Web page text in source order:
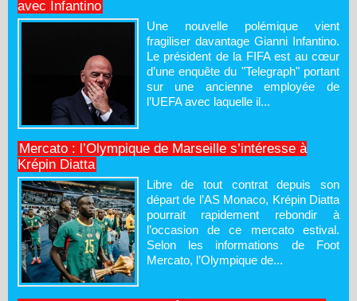
avec Infantino
Une nouvelle polémique vient
fragiliser davantage Gianni Infantino.
Le président de la FIFA est au cœur
d’une enquête du "Telegraph" portant
sur une ancienne employée de
l’UEFA avec laquelle il...
Mercato : l’Olympique de Marseille s’intéresse à
Krépin Diatta
Libre de tout contrat depuis son
départ de l’AS Monaco, Krépin Diatta
pourrait rapidement rebondir à
l’occasion de ce mercato estival.
Selon les informations de Foot
Mercato, l’Olympique de...